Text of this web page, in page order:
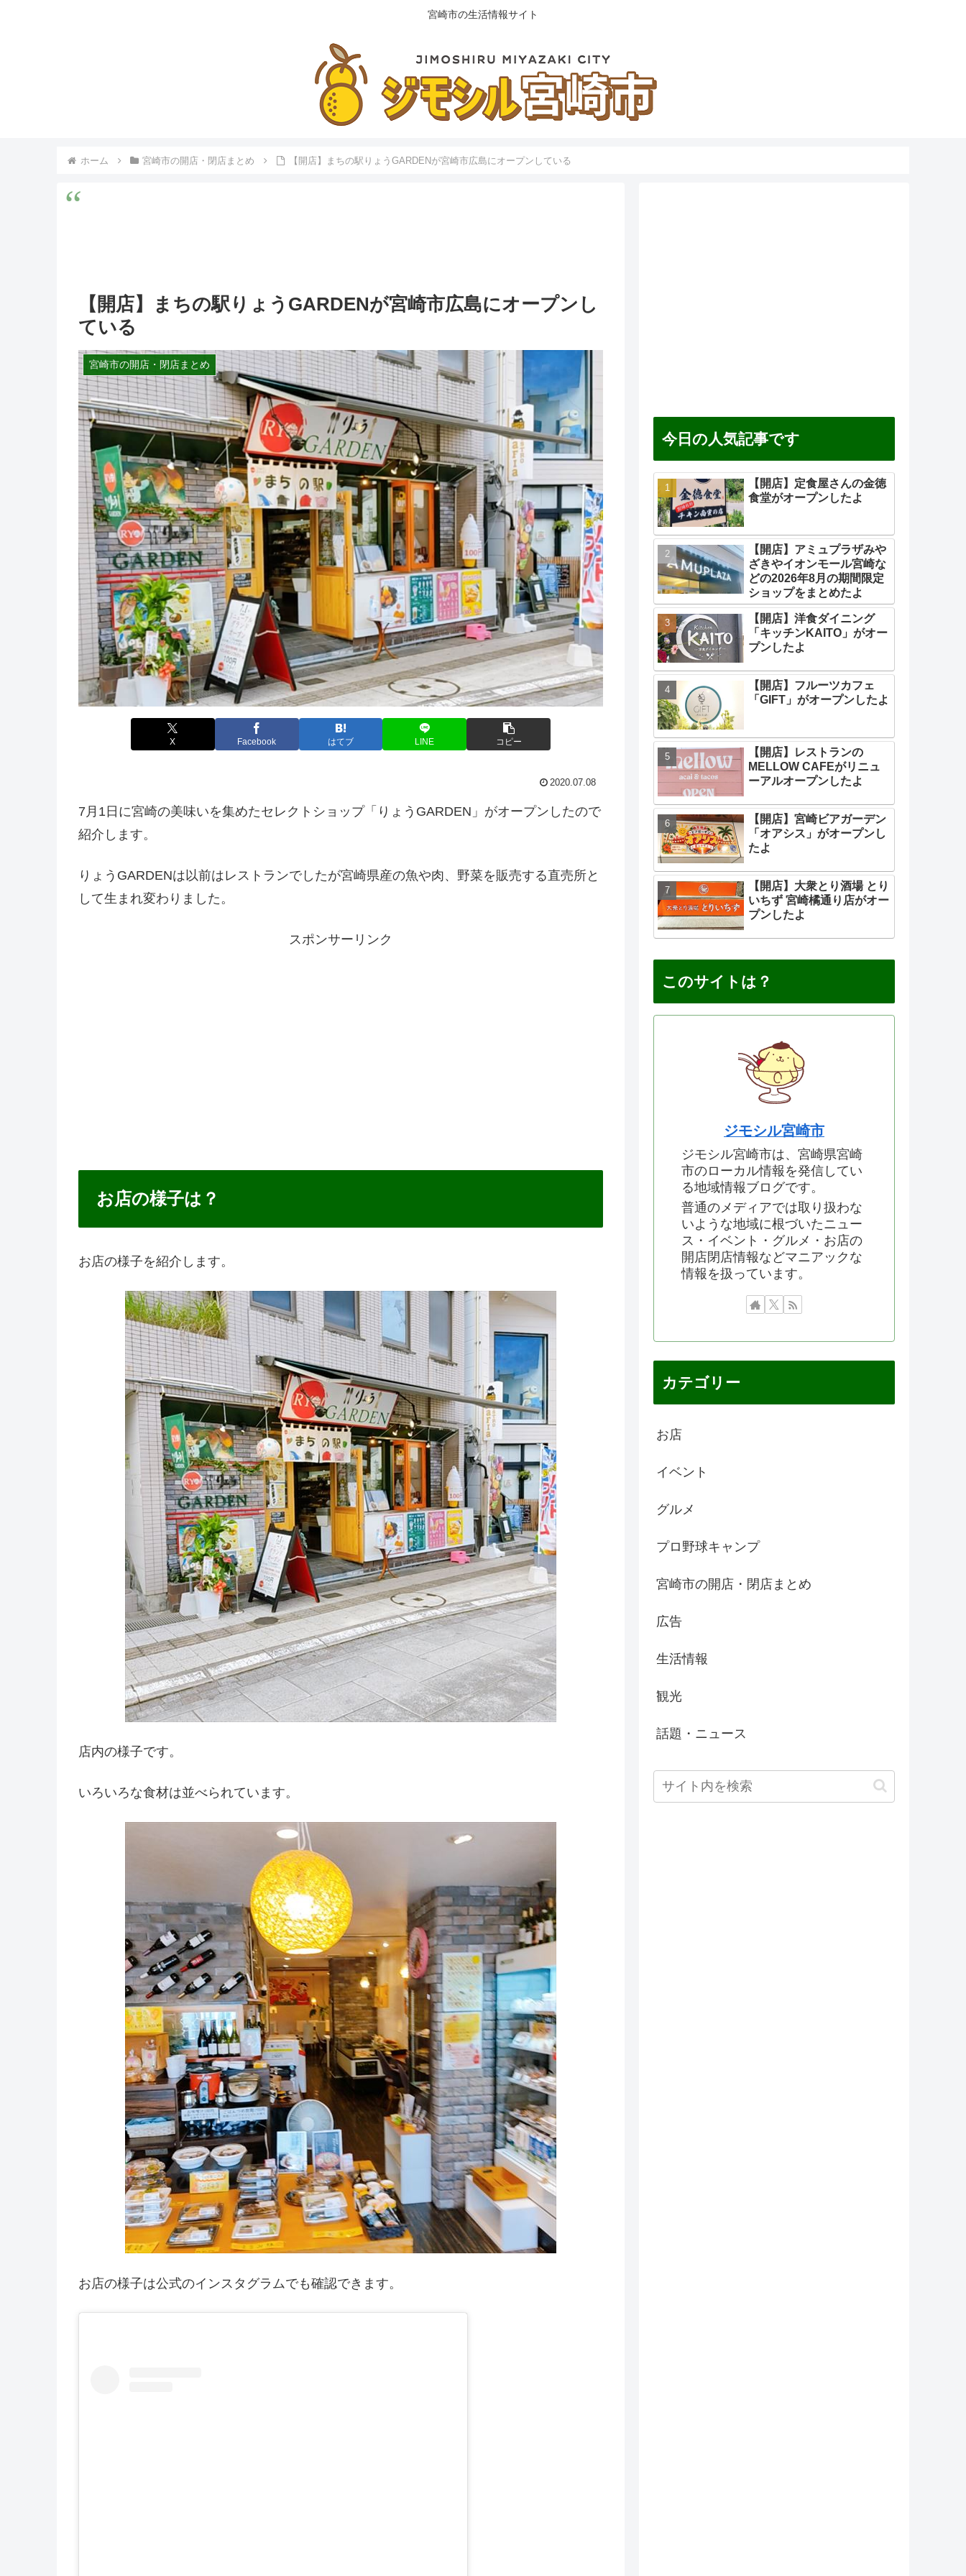
宮崎市の生活情報サイト
ホーム 宮崎市の開店・閉店まとめ 【開店】まちの駅りょうGARDENが宮崎市広島にオープンしている
【開店】まちの駅りょうGARDENが宮崎市広島にオープンし
ている
宮崎市の開店・閉店まとめ
X Facebook はてブ LINE コピー
2020.07.08
7月1日に宮崎の美味いを集めたセレクトショップ「りょうGARDEN」がオープンしたので
紹介します。
りょうGARDENは以前はレストランでしたが宮崎県産の魚や肉、野菜を販売する直売所と
して生まれ変わりました。
スポンサーリンク
お店の様子は？
お店の様子を紹介します。
店内の様子です。
いろいろな食材は並べられています。
お店の様子は公式のインスタグラムでも確認できます。
今日の人気記事です
【開店】定食屋さんの金徳
食堂がオープンしたよ
【開店】アミュプラザみや
ざきやイオンモール宮崎な
どの2026年8月の期間限定
ショップをまとめたよ
【開店】洋食ダイニング
「キッチンKAITO」がオー
プンしたよ
【開店】フルーツカフェ
「GIFT」がオープンしたよ
【開店】レストランの
MELLOW CAFEがリニュ
ーアルオープンしたよ
【開店】宮崎ビアガーデン
「オアシス」がオープンし
たよ
【開店】大衆とり酒場 とり
いちず 宮崎橘通り店がオー
プンしたよ
このサイトは？
ジモシル宮崎市
ジモシル宮崎市は、宮崎県宮崎
市のローカル情報を発信してい
る地域情報ブログです。
普通のメディアでは取り扱わな
いような地域に根づいたニュー
ス・イベント・グルメ・お店の
開店閉店情報などマニアックな
情報を扱っています。
カテゴリー
お店
イベント
グルメ
プロ野球キャンプ
宮崎市の開店・閉店まとめ
広告
生活情報
観光
話題・ニュース